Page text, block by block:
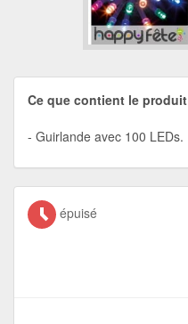
Ce que contient le produit
Guirlande avec 100 LEDs.
épuisé